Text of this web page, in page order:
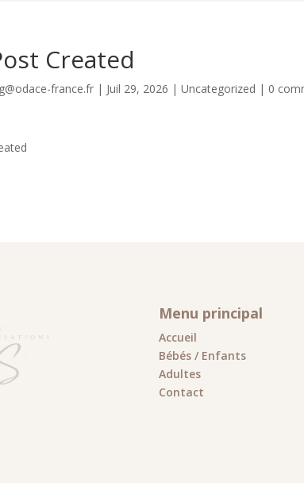
Created
france.fr | Juil 29, 2026 |Uncategorized | 0
Menu principal
Accueil
Bébés / Enfants
Adultes
Contact